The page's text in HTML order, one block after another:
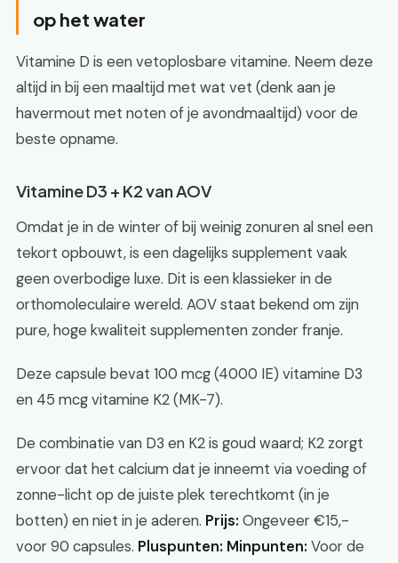
op het water
Vitamine D is een vetoplosbare vitamine. Neem deze
altijd in bij een maaltijd met wat vet (denk aan je
havermout met noten of je avondmaaltijd) voor de
beste opname.
Vitamine D3 + K2 van AOV
Omdat je in de winter of bij weinig zonuren al snel een
tekort opbouwt, is een dagelijks supplement vaak
geen overbodige luxe. Dit is een klassieker in de
orthomoleculaire wereld. AOV staat bekend om zijn
pure, hoge kwaliteit supplementen zonder franje.
Deze capsule bevat 100 mcg (4000 IE) vitamine D3
en 45 mcg vitamine K2 (MK-7).
De combinatie van D3 en K2 is goud waard; K2 zorgt
ervoor dat het calcium dat je inneemt via voeding of
zonne-licht op de juiste plek terechtkomt (in je
botten) en niet in je aderen. Prijs: Ongeveer €15,-
voor 90 capsules. Pluspunten: Minpunten: Voor de